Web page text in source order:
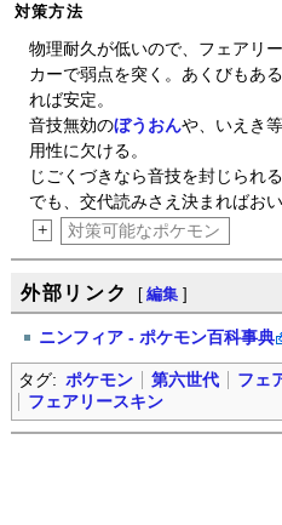
対策方法
物理耐久が低いので、フェアリ
カーで弱点を突く。あくびもあ
れば安定。
音技無効のぼうおんや、いえき
用性に欠ける。
じごくづきなら音技を封じられ
でも、交代読みさえ決まればおい
+ 対策可能なポケモン
外部リンク [ 編集 ]
ニンフィア - ポケモン百科事典
タグ: ポケモン 第六世代 フェ
フェアリースキン